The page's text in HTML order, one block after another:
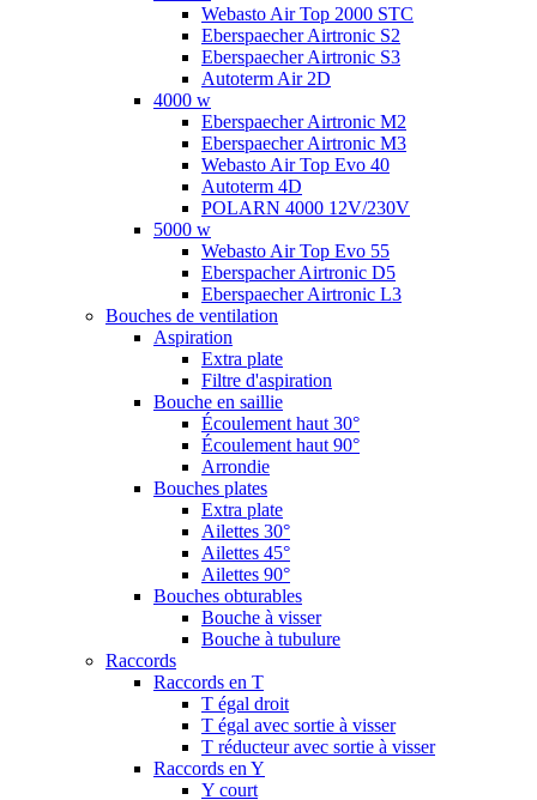
Webasto Air Top 2000 STC
Eberspaecher Airtronic S2
Eberspaecher Airtronic S3
Autoterm Air 2D
4000 w
Eberspaecher Airtronic M2
Eberspaecher Airtronic M3
Webasto Air Top Evo 40
Autoterm 4D
POLARN 4000 12V/230V
5000 w
Webasto Air Top Evo 55
Eberspacher Airtronic D5
Eberspaecher Airtronic L3
Bouches de ventilation
Aspiration
Extra plate
Filtre d'aspiration
Bouche en saillie
Écoulement haut 30°
Écoulement haut 90°
Arrondie
Bouches plates
Extra plate
Ailettes 30°
Ailettes 45°
Ailettes 90°
Bouches obturables
Bouche à visser
Bouche à tubulure
Raccords
Raccords en T
T égal droit
T égal avec sortie à visser
T réducteur avec sortie à visser
Raccords en Y
Y court